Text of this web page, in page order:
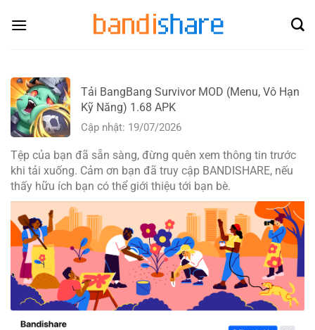
Tải BangBang Survivor MOD (Menu, Vô Hạn
Kỹ Năng) 1.68 APK
Cập nhật: 19/07/2026
Tệp của bạn đã sẵn sàng, đừng quên xem thông tin trước
khi tải xuống. Cảm ơn bạn đã truy cập BANDISHARE, nếu
thấy hữu ích bạn có thể giới thiệu tới bạn bè.